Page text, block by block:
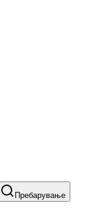
Пребарување